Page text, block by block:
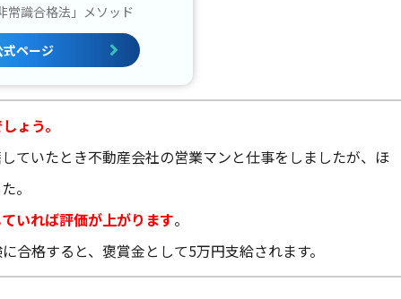
常識合格法」メソッド
式ページ
ょう。
ていたとき不動産会社の営業マンと仕事をしましたが、ほ
。
いれば評価が上がります。
合格すると、褒賞金として5万円支給されます。